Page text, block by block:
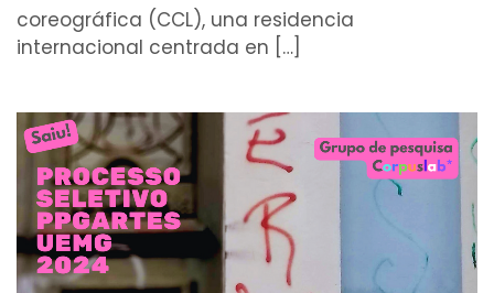
coreográfica (CCL), una residencia
internacional centrada en […]